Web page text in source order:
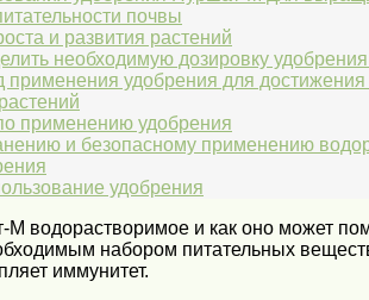
почвы
и развития растений
необходимую дозировку
удобрения для достижения
применению удобрения
и безопасному применению
удобрения
водорастворимое и как оно может
набором питательных
иммунитет.